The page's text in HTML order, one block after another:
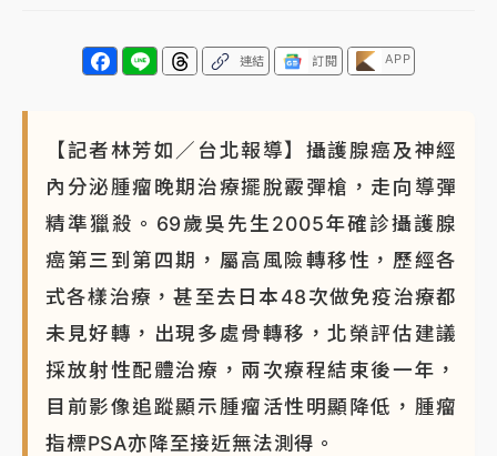
父親節泡湯了！中颱白海豚雨彈轟3天 「紅到發紫」降
雨熱區曝
連結 訂閱 APP
【記者林芳如／台北報導】攝護腺癌及神經
內分泌腫瘤晚期治療擺脫霰彈槍，走向導彈
精準獵殺。69歲吳先生2005年確診攝護腺
癌第三到第四期，屬高風險轉移性，歷經各
式各樣治療，甚至去日本48次做免疫治療都
未見好轉，出現多處骨轉移，北榮評估建議
採放射性配體治療，兩次療程結束後一年，
目前影像追蹤顯示腫瘤活性明顯降低，腫瘤
指標PSA亦降至接近無法測得。